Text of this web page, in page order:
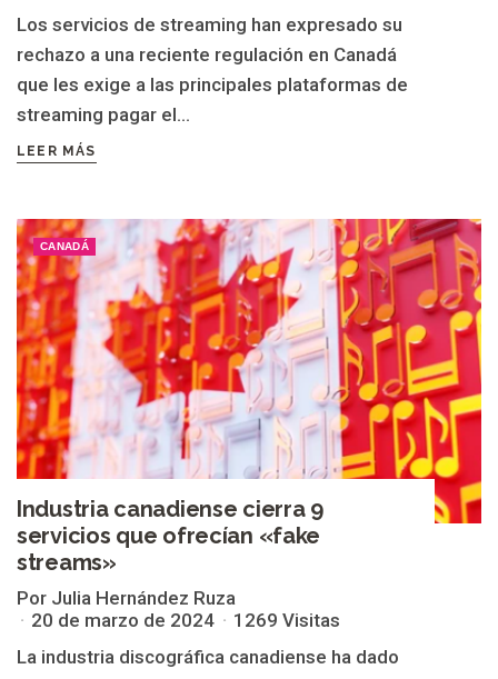
Los servicios de streaming han expresado su
rechazo a una reciente regulación en Canadá
que les exige a las principales plataformas de
streaming pagar el...
LEER MÁS
CANADÁ
Industria canadiense cierra 9
servicios que ofrecían «fake
streams»
Por Julia Hernández Ruza
20 de marzo de 2024
1269 Visitas
La industria discográfica canadiense ha dado